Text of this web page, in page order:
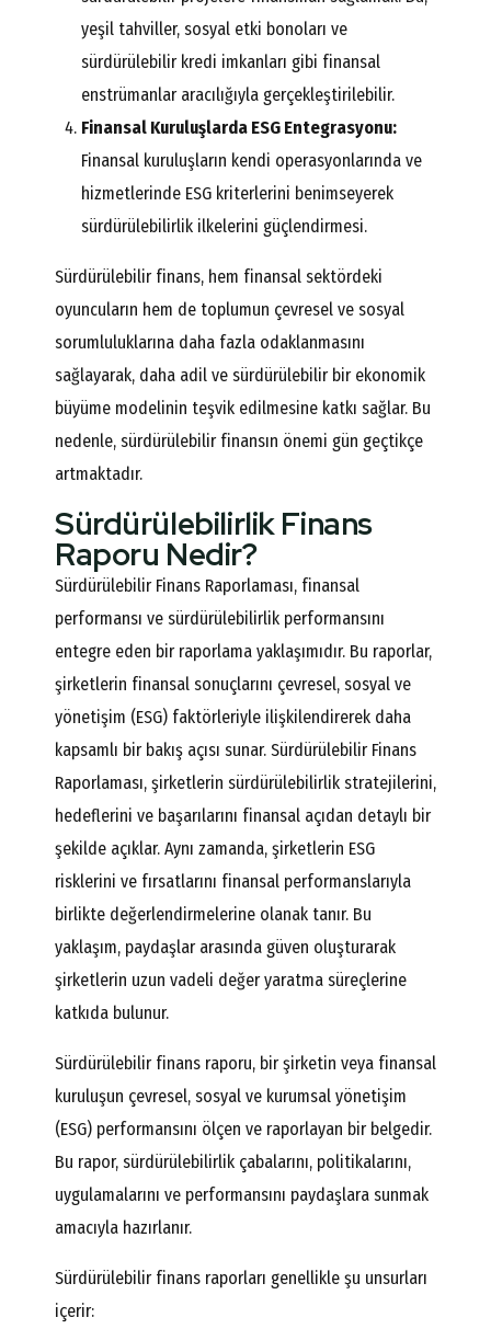
yeşil tahviller, sosyal etki bonoları ve
sürdürülebilir kredi imkanları gibi finansal
enstrümanlar aracılığıyla gerçekleştirilebilir.
Finansal Kuruluşlarda ESG Entegrasyonu:
Finansal kuruluşların kendi operasyonlarında ve
hizmetlerinde ESG kriterlerini benimseyerek
sürdürülebilirlik ilkelerini güçlendirmesi.
Sürdürülebilir finans, hem finansal sektördeki
oyuncuların hem de toplumun çevresel ve sosyal
sorumluluklarına daha fazla odaklanmasını
sağlayarak, daha adil ve sürdürülebilir bir ekonomik
büyüme modelinin teşvik edilmesine katkı sağlar. Bu
nedenle, sürdürülebilir finansın önemi gün geçtikçe
artmaktadır.
Sürdürülebilirlik Finans
Raporu Nedir?
Sürdürülebilir Finans Raporlaması, finansal
performansı ve sürdürülebilirlik performansını
entegre eden bir raporlama yaklaşımıdır. Bu raporlar,
şirketlerin finansal sonuçlarını çevresel, sosyal ve
yönetişim (ESG) faktörleriyle ilişkilendirerek daha
kapsamlı bir bakış açısı sunar. Sürdürülebilir Finans
Raporlaması, şirketlerin sürdürülebilirlik stratejilerini,
hedeflerini ve başarılarını finansal açıdan detaylı bir
şekilde açıklar. Aynı zamanda, şirketlerin ESG
risklerini ve fırsatlarını finansal performanslarıyla
birlikte değerlendirmelerine olanak tanır. Bu
yaklaşım, paydaşlar arasında güven oluşturarak
şirketlerin uzun vadeli değer yaratma süreçlerine
katkıda bulunur.
Sürdürülebilir finans raporu, bir şirketin veya finansal
kuruluşun çevresel, sosyal ve kurumsal yönetişim
(ESG) performansını ölçen ve raporlayan bir belgedir.
Bu rapor, sürdürülebilirlik çabalarını, politikalarını,
uygulamalarını ve performansını paydaşlara sunmak
amacıyla hazırlanır.
Sürdürülebilir finans raporları genellikle şu unsurları
içerir: